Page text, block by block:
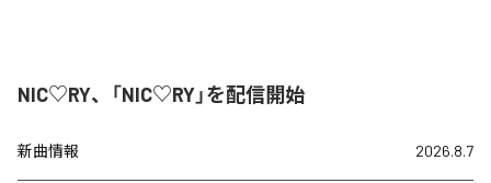
NIC♡RY、「NIC♡RY」を配信開始
新曲情報 2026.8.7